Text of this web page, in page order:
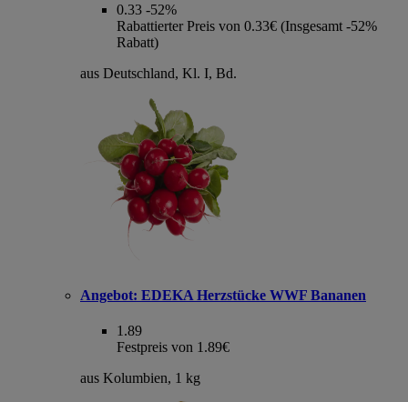
0.33 -52%
Rabattierter Preis von 0.33€ (Insgesamt -52%
Rabatt)
aus Deutschland, Kl. I, Bd.
Angebot: EDEKA Herzstücke WWF Bananen
1.89
Festpreis von 1.89€
aus Kolumbien, 1 kg